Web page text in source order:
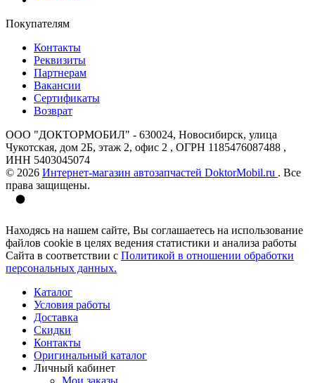
Покупателям
Контакты
Реквизиты
Партнерам
Вакансии
Сертификаты
Возврат
ООО "ДОКТОРМОБИЛ" - 630024, Новосибирск, улица
Чукотская, дом 2Б, этаж 2, офис 2 , ОГРН 1185476087488 ,
ИНН 5403045074
© 2026 Интернет-магазин автозапчастей DoktorMobil.ru . Все
права защищены.
Находясь на нашем сайте, Вы соглашаетесь на использование
файлов cookie в целях ведения статистики и анализа работы
Сайта в соответствии с Политикой в отношении обработки
персональных данных.
Каталог
Условия работы
Доставка
Скидки
Контакты
Оригинальный каталог
Личный кабинет
Мои заказы